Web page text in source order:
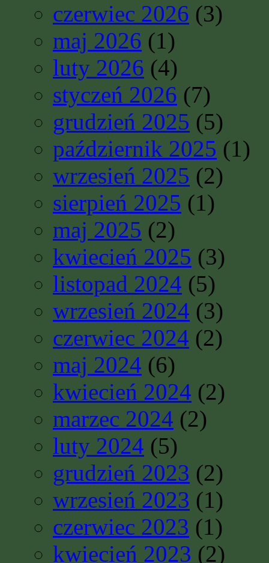
czerwiec 2026 (3)
maj 2026 (1)
luty 2026 (4)
styczeń 2026 (7)
grudzień 2025 (5)
październik 2025 (1)
wrzesień 2025 (2)
sierpień 2025 (1)
maj 2025 (2)
kwiecień 2025 (3)
listopad 2024 (5)
wrzesień 2024 (3)
czerwiec 2024 (2)
maj 2024 (6)
kwiecień 2024 (2)
marzec 2024 (2)
luty 2024 (5)
grudzień 2023 (2)
wrzesień 2023 (1)
czerwiec 2023 (1)
kwiecień 2023 (2)